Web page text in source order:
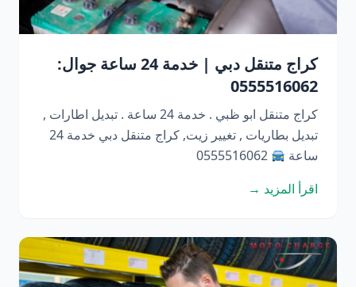
كراج متنقل دبي | خدمة 24 ساعة جوال:
0555516062
كراج متنقل ابو ظبي . خدمة 24 ساعة . تبديل اطارات ,
تبديل بطاريات , تغيير زيت, كراج متنقل دبي خدمة 24
ساعة
0555516062
اقرأ المزيد →